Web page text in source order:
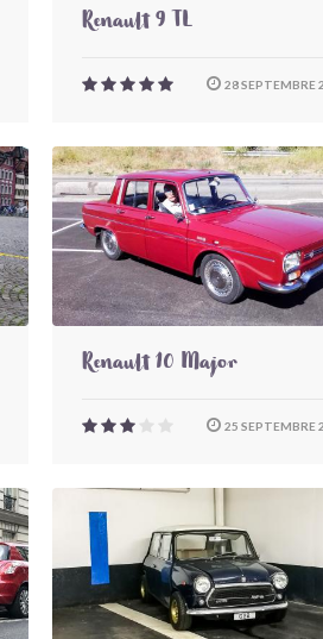
Renault 9 TL
28 SEPTEMBRE
Renault 10 Major
25 SEPTEMBRE